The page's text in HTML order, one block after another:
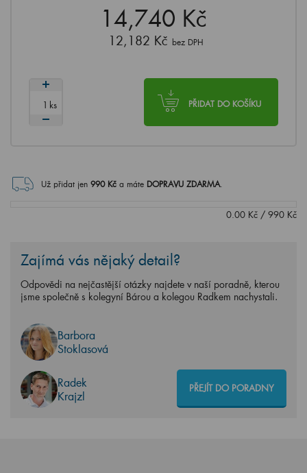
14,740 Kč
12,182 Kč bez DPH
PŘIDAT DO KOŠÍKU
ks
Už přidat jen 990Kč a máte DOPRAVU ZDARMA.
0.00 Kč / 990 Kč
Zajímá vás nějaký detail?
Odpovědi na nejčastější otázky najdete v naší poradně, kterou
jsme společně s kolegyní Bárou a kolegou Radkem nachystali.
Barbora
Stoklasová
Radek
Krajzl
PŘEJÍT DO PORADNY